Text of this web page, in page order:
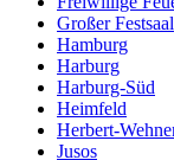
Großer Festsaal
Hamburg
Harburg
Harburg-Süd
Heimfeld
Herbert-
Jusos